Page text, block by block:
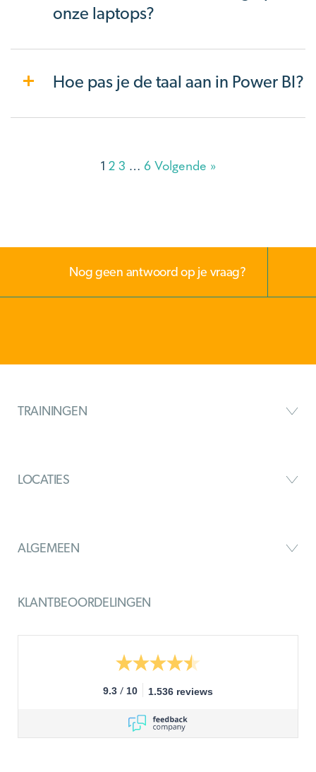
onze laptops?
Hoe pas je de taal aan in Power BI?
1 2 3 … 6 Volgende »
Nog geen antwoord op je vraag?
TRAININGEN
LOCATIES
ALGEMEEN
KLANTBEOORDELINGEN
9.3 / 10 1.536 reviews